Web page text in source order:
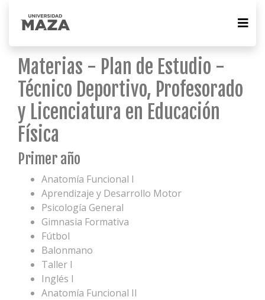
Materias - Plan de Estudio -
Técnico Deportivo, Profesorado
y Licenciatura en Educación
Física
Primer año
Anatomía Funcional I
Aprendizaje y Desarrollo Motor
Psicología General
Gimnasia Formativa
Fútbol
Balonmano
Taller I
Inglés I
Anatomía Funcional II